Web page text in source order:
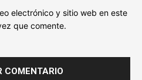
electrónico y sitio web en este
que comente.